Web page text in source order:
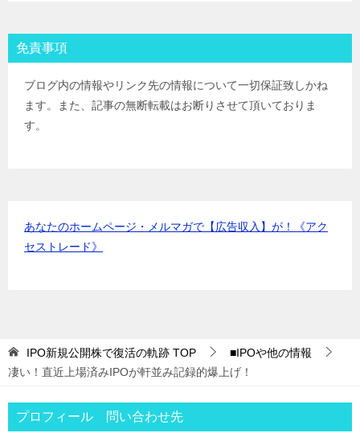
岡三証券IPOﾙｰﾙ
ＧＭＯクリック証券
アイザワ証券IPOﾙｰﾙ
むさし証券
IPOﾙｰﾙ
マネックス証券
免責事項
ブログ内の情報やリンク先の情報について一切保証致しかね
ます。また、記事の無断転載はお断りさせて頂いておりま
す。
あなたのホームページ・メルマガで【広告収入】が！《アク
セストレード》
IPO新規公開株で復活の軌跡 TOP
■IPOや他の情報
凄い！直近上場済みIPOが軒並み記録的爆上げ！
プロフィール 問い合わせ先